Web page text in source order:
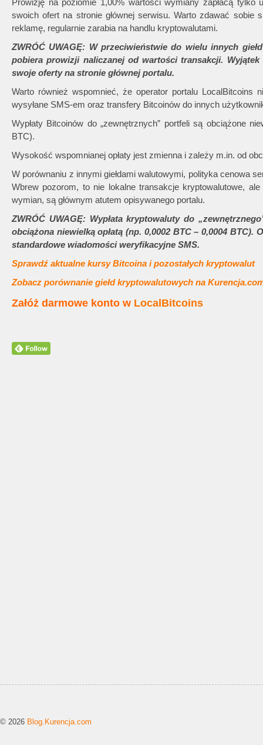
Prowizję na poziomie 1,00% wartości wymiany zapłacą
swoich ofert na stronie głównej serwisu. Warto zdawać sobie
reklamę, regularnie zarabia na handlu kryptowalutami.
ZWRÓĆ UWAGĘ: W przeciwieństwie do wielu innych
pobiera prowizji naliczanej od wartości transakcji.
swoje oferty na stronie głównej portalu.
Warto również wspomnieć, że operator portalu LocalBitcoins
wysyłane SMS-em oraz transfery Bitcoinów do innych
Wypłaty Bitcoinów do „zewnętrznych” portfeli są obciążone
BTC).
Wysokość wspomnianej opłaty jest zmienna i zależy m.in. od
W porównaniu z innymi giełdami walutowymi, polityka cenowa
Wbrew pozorom, to nie lokalne transakcje kryptowalutowe, ale
wymian, są głównym atutem opisywanego portalu.
ZWRÓĆ UWAGĘ: Wypłata kryptowaluty do
obciążona niewielką opłatą (np. 0,0002 BTC – 0,0004
standardowe wiadomości weryfikacyjne SMS.
Sprawdź aktualne kursy Bitcoina i pozostałych kryptowalut
Zobacz porównanie giełd kryptowalutowych na
Załóż darmowe konto w LocalBitcoins
© 2026 Blog.Kurencja.com